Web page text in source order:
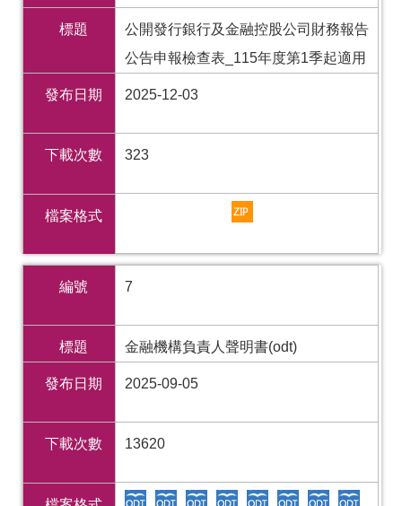
標題
公開發行銀行及金融控股公司財務報告
公告申報檢查表_115年度第1季起適用
發布日期 2025-12-03
下載次數 323
檔案格式
編號 7
標題 金融機構負責人聲明書(odt)
發布日期 2025-09-05
下載次數 13620